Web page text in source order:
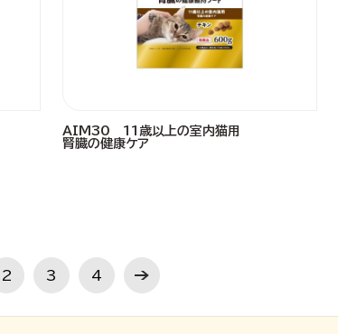
AIM30 11歳以上の室内猫用
腎臓の健康ケア
2 3 4